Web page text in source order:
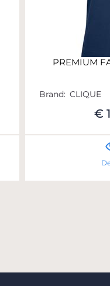
PREMIUM
Brand: CLIQUE
€